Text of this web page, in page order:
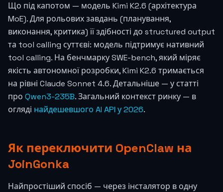
Що під капотом — модель Kimi K2.6 (архітектура
MoE). Для рольових завдань (планування,
виконання, критика) її здібності до structured output
та tool calling суттєві: модель підтримує нативний
tool calling. На бенчмарку SWE-bench, який міряє
якість автономної розробки, Kimi K2.6 тримається
на рівні Claude Sonnet 4.6. Детальніше — у статті
про Qwen3-235B. Загальний контекст ринку — в
огляді найдешевшого AI API у 2026.
Як переключити OpenClaw на
JoinGonka
Найпростіший спосіб — через інсталятор в одну